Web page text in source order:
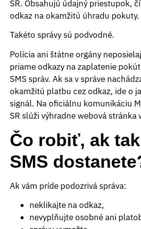
SR. Obsahujú údajný priestupok,
odkaz na okamžitú úhradu pokuty.
Takéto správy sú podvodné.
Polícia ani štátne orgány
priame odkazy na zaplatenie
SMS správ. Ak sa v správe
okamžitú platbu cez odkaz, ide o
signál. Na oficiálnu komunikáciu
SR slúži výhradne webová stránka
Čo robiť, ak
SMS
Ak vám príde podozrivá správa:
neklikajte na odkaz,
nevyplňujte osobné ani